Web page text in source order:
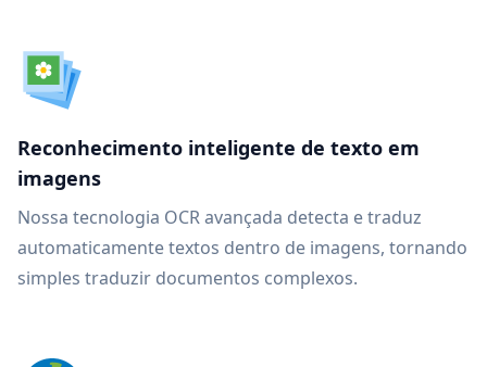
Reconhecimento inteligente de texto em
imagens
Nossa tecnologia OCR avançada detecta e traduz
automaticamente textos dentro de imagens, tornando
simples traduzir documentos complexos.